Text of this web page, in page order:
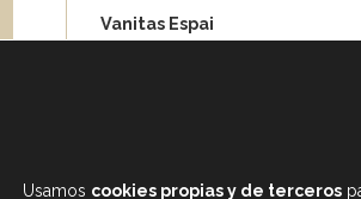
Vanitas Espai
Carrer de Paris 204
Usamos cookies propias y de terceros